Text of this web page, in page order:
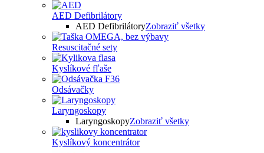
AED Defibrilátory
AED DefibrilátoryZobraziť všetky
Resuscitačné sety
Kyslíkové fľaše
Odsávačky
Laryngoskopy
LaryngoskopyZobraziť všetky
Kyslíkový koncentrátor